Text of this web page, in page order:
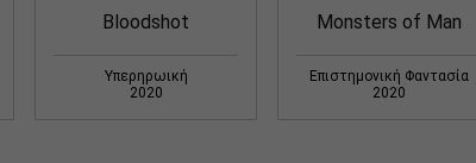
Bloodshot
Υπερηρωική
2020
Monsters of Man
Επιστημονική Φαντασία
2020